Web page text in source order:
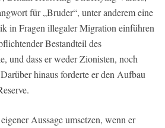
für „Bruder“, unter anderem eine
in Fragen illegaler Migration einführen
Bestandteil des
und dass er weder Zionisten, noch
hinaus forderte er den Aufbau
Aussage umsetzen, wenn er